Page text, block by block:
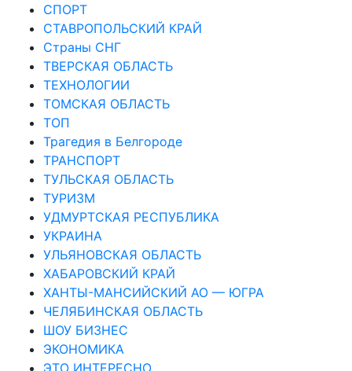
СПОРТ
СТАВРОПОЛЬСКИЙ КРАЙ
Страны СНГ
ТВЕРСКАЯ ОБЛАСТЬ
ТЕХНОЛОГИИ
ТОМСКАЯ ОБЛАСТЬ
ТОП
Трагедия в Белгороде
ТРАНСПОРТ
ТУЛЬСКАЯ ОБЛАСТЬ
ТУРИЗМ
УДМУРТСКАЯ РЕСПУБЛИКА
УКРАИНА
УЛЬЯНОВСКАЯ ОБЛАСТЬ
ХАБАРОВСКИЙ КРАЙ
ХАНТЫ-МАНСИЙСКИЙ АО — ЮГРА
ЧЕЛЯБИНСКАЯ ОБЛАСТЬ
ШОУ БИЗНЕС
ЭКОНОМИКА
ЭТО ИНТЕРЕСНО